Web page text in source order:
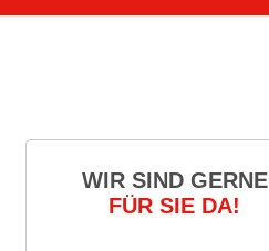
WIR SIND GERNE
FÜR SIE DA!